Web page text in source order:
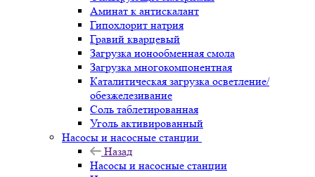
Аминат к антискалант
Гипохлорит натрия
Гравий кварцевый
Загрузка ионообменная смола
Загрузка многокомпонентная
Каталитическая загрузка осветление/
обезжелезивание
Соль таблетированная
Уголь активированный
Насосы и насосные станции
Назад
Насосы и насосные станции